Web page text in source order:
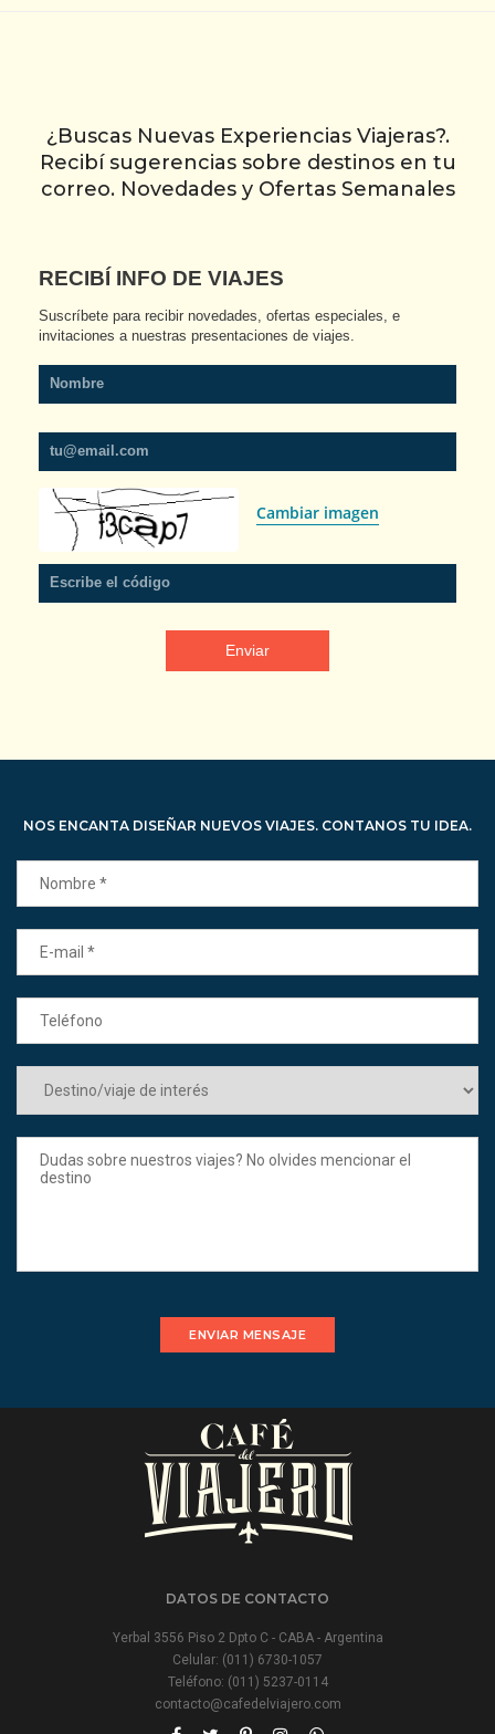
¿Buscas Nuevas Experiencias Viajeras?.
Recibí sugerencias sobre destinos en tu
correo. Novedades y Ofertas Semanales
RECIBÍ INFO DE VIAJES
Suscríbete para recibir novedades, ofertas especiales, e
invitaciones a nuestras presentaciones de viajes.
Nombre
tu@email.com
Cambiar imagen
Escribe el código
NOS ENCANTA DISEÑAR NUEVOS VIAJES. CONTANOS TU IDEA.
ENVIAR MENSAJE
DATOS DE CONTACTO
Yerbal 3556 Piso 2 Dpto C - CABA - Argentina
Celular: (011) 6730-1057
Teléfono: (011) 5237-0114
contacto@cafedelviajero.com